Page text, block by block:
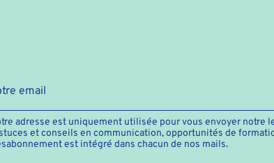
adresse est uniquement utilisée pour vous envoyer notre
et conseils en communication, opportunités de
est intégré dans chacun de nos mails.